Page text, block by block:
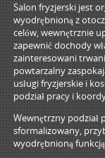
Salon fryzjerski jest
wyodrębnioną z
celów, wewnętrznie
zapewnić dochody
zainteresowani
powtarzalny
usługi fryzjerskie i
podział pracy i
Wewnętrzny podział
sformalizowany,
wyodrębnioną